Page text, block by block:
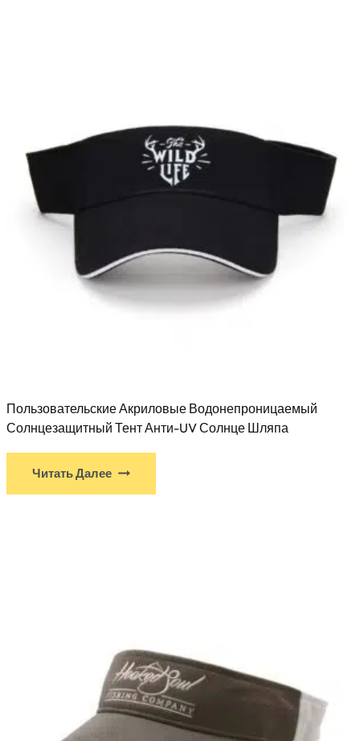
Пользовательские Акриловые Водонепроницаемый
Солнцезащитный Тент Анти-UV Солнце Шляпа
Читать Далее